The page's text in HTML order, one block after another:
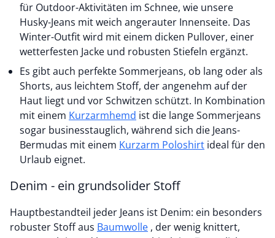
für Outdoor-Aktivitäten im Schnee, wie unsere
Husky-Jeans mit weich angerauter Innenseite. Das
Winter-Outfit wird mit einem dicken Pullover, einer
wetterfesten Jacke und robusten Stiefeln ergänzt.
Es gibt auch perfekte Sommerjeans, ob lang oder als
Shorts, aus leichtem Stoff, der angenehm auf der
Haut liegt und vor Schwitzen schützt. In Kombination
mit einem Kurzarmhemd
sogar businesstauglich, während sich die Jeans-
Bermudas mit einem Kurzarm Poloshirt
Urlaub eignet.
Denim - ein grundsolider Stoff
Hauptbestandteil jeder Jeans ist Denim: ein besonders
robuster Stoff aus Baumwolle , der wenig knittert,